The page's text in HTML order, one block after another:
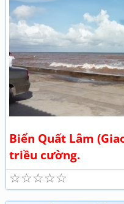
Biển Quất Lâm
triều cường.
☆
☆
☆
☆
☆